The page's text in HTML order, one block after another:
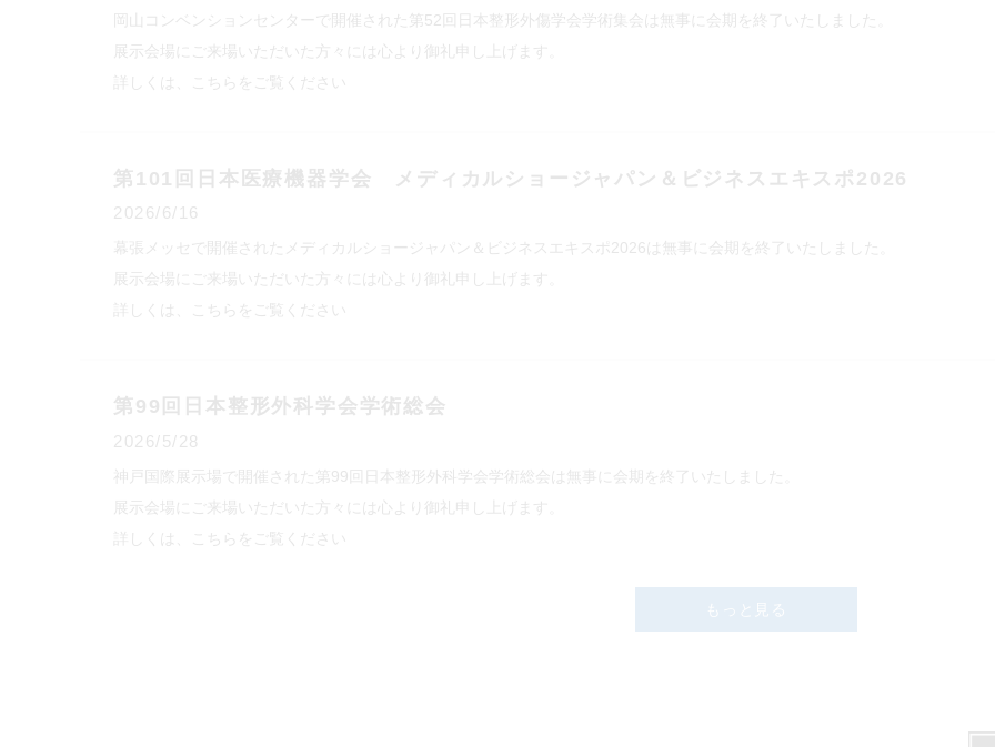
岡山コンベンションセンターで開催された第52回日本整形外傷学会学術集会は無事に会期を終了いたしました。
展示会場にご来場いただいた方々には心より御礼申し上げます。
詳しくは、こちらをご覧ください
第101回日本医療機器学会 メディカルショージャパン＆ビジネスエキスポ2026
2026/6/16
幕張メッセで開催されたメディカルショージャパン＆ビジネスエキスポ2026は無事に会期を終了いたしました。
展示会場にご来場いただいた方々には心より御礼申し上げます。
詳しくは、こちらをご覧ください
第99回日本整形外科学会学術総会
2026/5/28
神戸国際展示場で開催された第99回日本整形外科学会学術総会は無事に会期を終了いたしました。
展示会場にご来場いただいた方々には心より御礼申し上げます。
詳しくは、こちらをご覧ください
もっと見る